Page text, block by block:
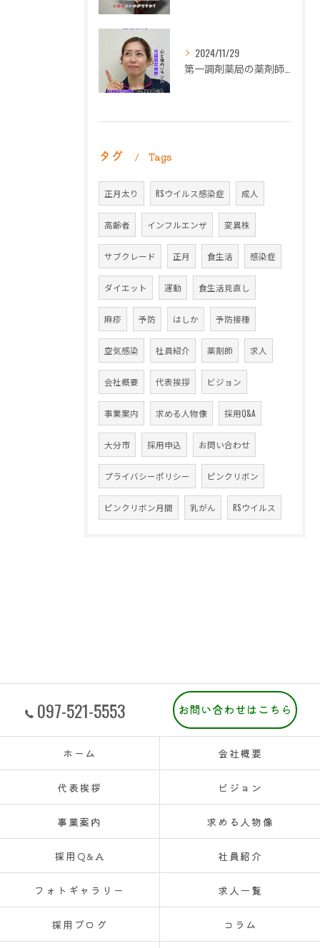
2024/11/29
第一調剤薬局の薬剤師長岡朋子が「生理痛」について解説します。
タグ Tags
正月太り RSウイルス感染症 成人
高齢者 インフルエンザ 変異株
サブクレード 正月 食生活 感染症
ダイエット 運動 食生活見直し
麻疹 予防 はしか 予防接種
空気感染 社員紹介 薬剤師 求人
会社概要 代表挨拶 ビジョン
事業案内 求める人物像 採用Q&A
大分市 採用申込 お問い合わせ
プライバシーポリシー ピンクリボン
ピンクリボン月間 乳がん RSウイルス
097-521-5553 お問い合わせはこちら
ホーム 会社概要
代表挨拶 ビジョン
事業案内 求める人物像
採用Q&A 社員紹介
フォトギャラリー 求人一覧
採用ブログ コラム